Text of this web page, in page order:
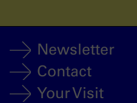
Newsletter
Contact
Your Visit